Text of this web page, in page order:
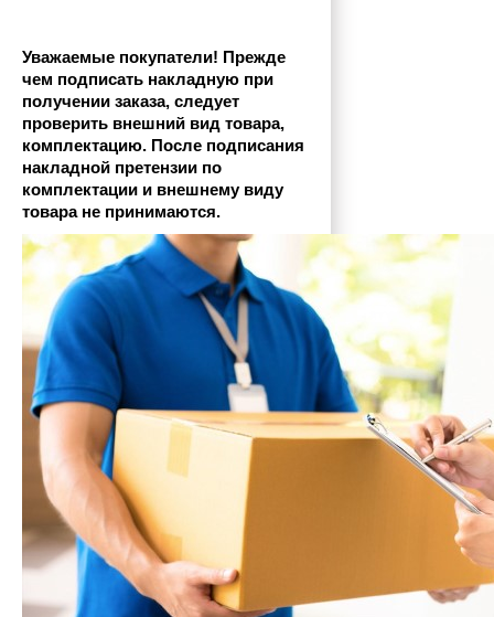
Уважаемые покупатели! Прежде
чем подписать накладную при
получении заказа, следует
проверить внешний вид товара,
комплектацию. После подписания
накладной претензии по
комплектации и внешнему виду
товара не принимаются.